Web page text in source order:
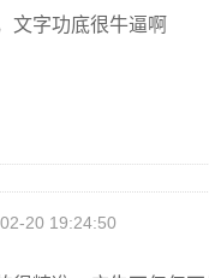
文字功底很牛逼啊
20 19:24:50